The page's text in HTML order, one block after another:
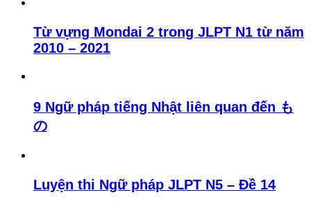
Từ vựng Mondai 2 trong JLPT N1 từ năm
2010 – 2021
9 Ngữ pháp tiếng Nhật liên quan đến も
の
Luyện thi Ngữ pháp JLPT N5 – Đề 14